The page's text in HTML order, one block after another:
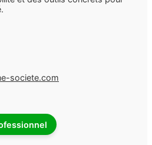
societe.com